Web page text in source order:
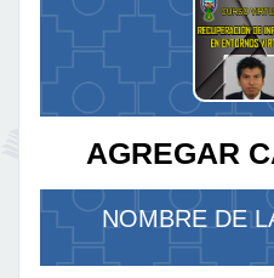
AGREGAR
NOMBRE DE